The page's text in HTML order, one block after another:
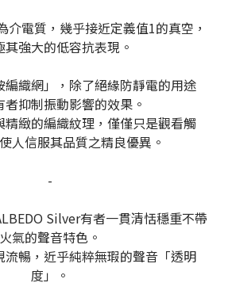
介電質，幾乎接近定義值1的真空，
其強大的低容抗表現。
編織網」，除了絕緣防靜電的用途
者抑制振動影響的效果。
緻的編織紋理，僅僅只是觀看觸
人信服其品質之精良優異。
-
Silver有者一貫清恬穩重不帶
火氣的聲音特色。
流暢，近乎純粹無瑕的聲音「透明
度」。